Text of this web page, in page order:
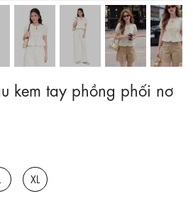
kem tay phồng phối nơ
XL